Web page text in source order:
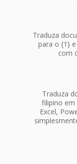
Traduza
para o {1}
com
Traduza
filipino
Excel,